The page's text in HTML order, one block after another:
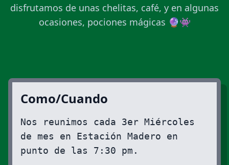
disfrutamos de unas chelitas, café, y en algunas
ocasiones, pociones mágicas 🔮👾
Como/Cuando
Nos reunimos cada 3er Miércoles
de mes en Estación Madero en
punto de las 7:30 pm.